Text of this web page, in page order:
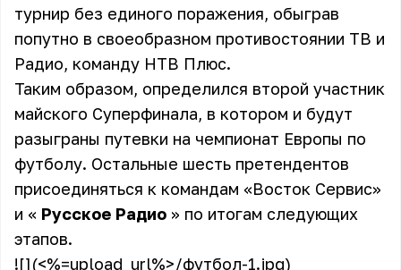
турнир без единого поражения, обыграв
попутно в своеобразном противостоянии ТВ и
Радио, команду НТВ Плюс.
Таким образом, определился второй участник
майского Суперфинала, в котором и будут
разыграны путевки на чемпионат Европы по
футболу. Остальные шесть претендентов
присоединяться к командам «Восток Сервис»
и « Русское Радио » по итогам следующих
этапов.
![](<%=upload_url%>/футбол-1.jpg)